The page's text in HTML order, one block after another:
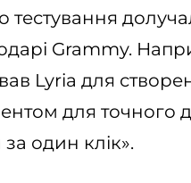
тестування
Grammy.
Lyria для
для
один клік».